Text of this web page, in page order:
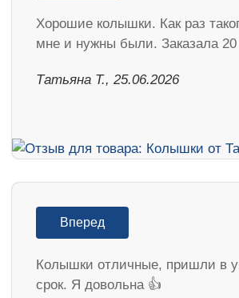
Хорошие колышки. Как раз
мне и нужны были. Заказала
Татьяна Т., 25.06.2026
Вперед
Колышки отличные, пришли в
срок. Я довольна 👍